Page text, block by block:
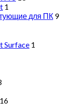
1
для ПК 9
Surface 1
16